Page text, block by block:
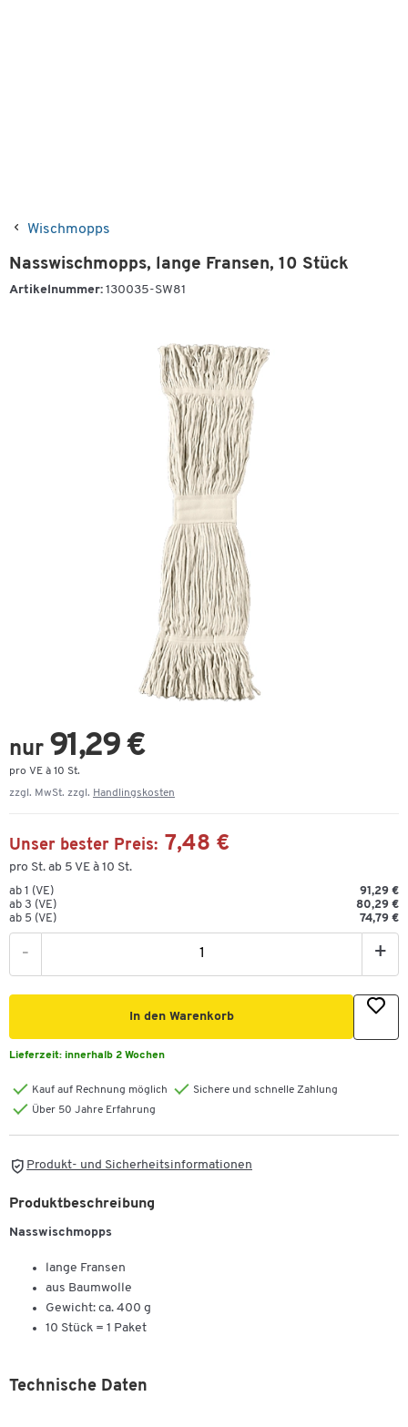
Wischmopps
Nasswischmopps, lange Fransen, 10 Stück
Artikelnummer: 130035-SW81
nur 91,29 €
pro VE à 10 St.
zzgl. MwSt. zzgl. Handlingskosten
Unser bester Preis: 7,48 €
pro St. ab 5 VE à 10 St.
ab 1 (VE)
91,29 €
ab 3 (VE)
80,29 €
ab 5 (VE)
74,79 €
- +
In den Warenkorb
Lieferzeit: innerhalb 2 Wochen
Kauf auf Rechnung möglich
Sichere und schnelle Zahlung
Über 50 Jahre Erfahrung
Produkt- und Sicherheitsinformationen
Produktbeschreibung
Nasswischmopps
lange Fransen
aus Baumwolle
Gewicht: ca. 400 g
10 Stück = 1 Paket
Technische Daten